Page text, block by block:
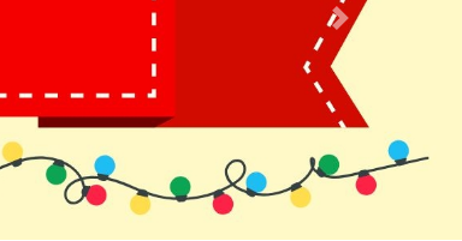
Successivo